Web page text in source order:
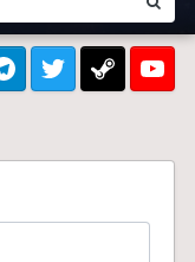
TelegramTwitter Steam